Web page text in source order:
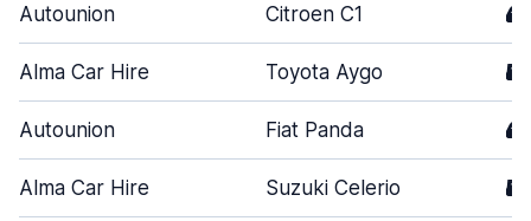
Autounion Citroen C1 4
Alma Car Hire Toyota Aygo 5
Autounion Fiat Panda 4
Alma Car Hire Suzuki Celerio 5